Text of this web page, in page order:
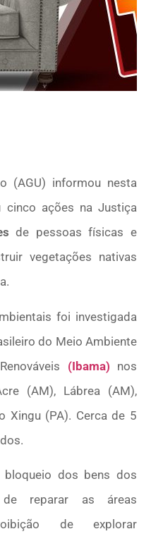
(AGU) informou nesta
cinco ações na Justiça
de pessoas físicas e
vegetações nativas
foi investigada
do Meio Ambiente
(Ibama) nos
(AM), Lábrea (AM),
Xingu (PA). Cerca de 5
dos bens dos
reparar as áreas
de explorar